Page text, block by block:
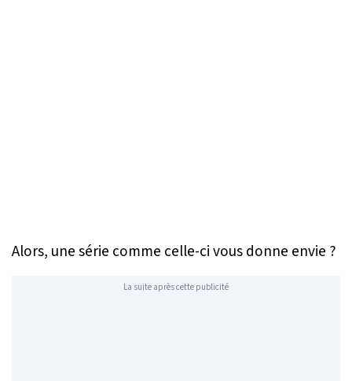
Alors, une série comme celle-ci vous donne envie ?
La suite après cette publicité